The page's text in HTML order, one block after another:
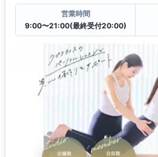
営業時間
9:00〜21:00(最終受付20:00)